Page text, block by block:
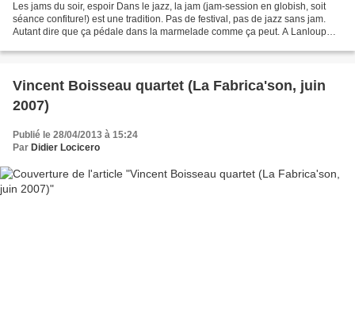
Les jams du soir, espoir Dans le jazz, la jam (jam-session en globish, soit
séance confiture!) est une tradition. Pas de festival, pas de jazz sans jam.
Autant dire que ça pédale dans la marmelade comme ça peut. A Lanloup
Vincent Boisseau quartet (La Fabrica'son, juin
2007)
Publié le 28/04/2013 à 15:24
Par Didier Locicero